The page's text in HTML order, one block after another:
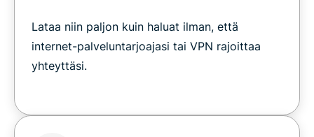
Lataa niin paljon kuin haluat ilman, että
internet-palveluntarjoajasi tai VPN rajoittaa
yhteyttäsi.